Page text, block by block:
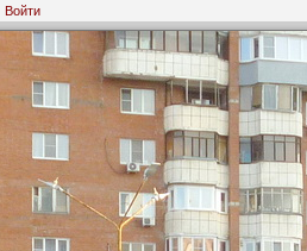
Войти